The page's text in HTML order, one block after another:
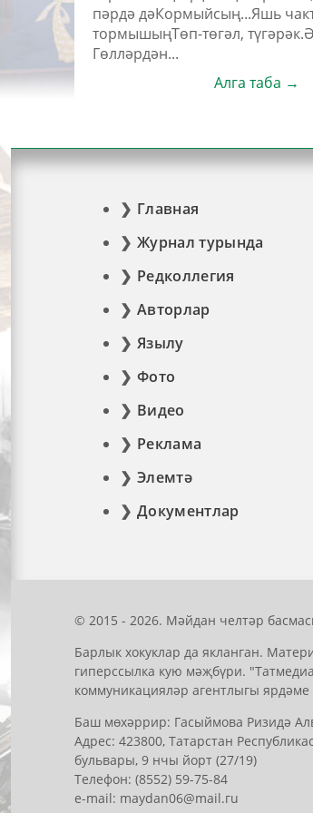
пәрдә дәКормыйсың...Яшь
тормышыңТөп-төгәл,
Гөлләрдән...
Алга таба →
Главная
Журнал турында
Редколлегия
Авторлар
Язылу
Фото
Видео
Реклама
Элемтә
Документлар
© 2015 - 2026. Мәйдан челтәр
Барлык хокуклар да якланган.
гиперссылка кую мәҗбүри.
коммуникацияләр агентлыгы
Баш мөхәррир: Гасыймова Ризидә
Адрес: 423800, Татарстан
бульвары, 9 нчы йорт (27/19)
Телефон: (8552) 59-75-84
е-mail: mауdаn06@mail.гu